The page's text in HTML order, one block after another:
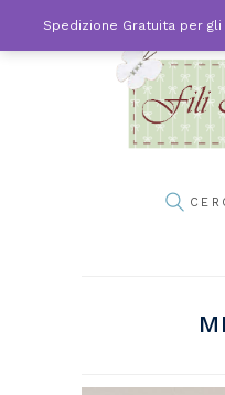
Spedizione Gratuita per